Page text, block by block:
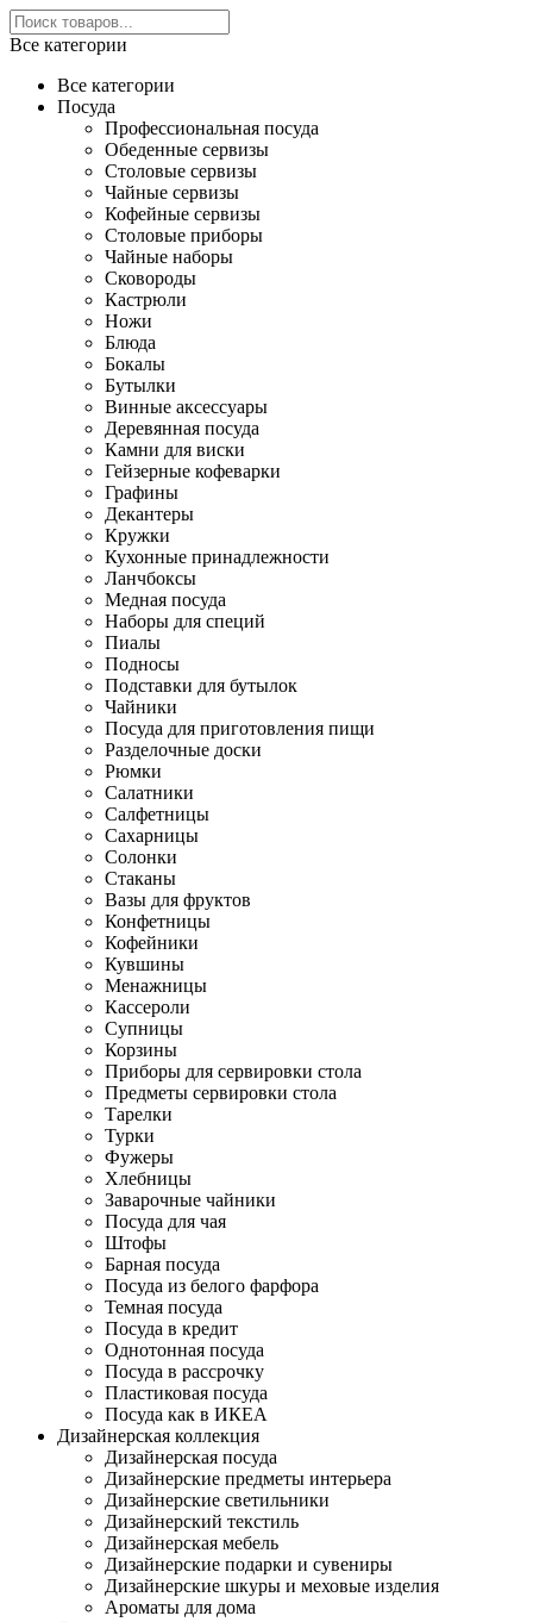
Все категории
Все категории
Посуда
Профессиональная посуда
Обеденные сервизы
Столовые сервизы
Чайные сервизы
Кофейные сервизы
Столовые приборы
Чайные наборы
Сковороды
Кастрюли
Ножи
Блюда
Бокалы
Бутылки
Винные аксессуары
Деревянная посуда
Камни для виски
Гейзерные кофеварки
Графины
Декантеры
Кружки
Кухонные принадлежности
Ланчбоксы
Медная посуда
Наборы для специй
Пиалы
Подносы
Подставки для бутылок
Чайники
Посуда для приготовления пищи
Разделочные доски
Рюмки
Салатники
Салфетницы
Сахарницы
Солонки
Стаканы
Вазы для фруктов
Конфетницы
Кофейники
Кувшины
Менажницы
Кассероли
Супницы
Корзины
Приборы для сервировки стола
Предметы сервировки стола
Тарелки
Турки
Фужеры
Хлебницы
Заварочные чайники
Посуда для чая
Штофы
Барная посуда
Посуда из белого фарфора
Темная посуда
Посуда в кредит
Однотонная посуда
Посуда в рассрочку
Пластиковая посуда
Посуда как в ИКЕА
Дизайнерская коллекция
Дизайнерская посуда
Дизайнерские предметы интерьера
Дизайнерские светильники
Дизайнерский текстиль
Дизайнерская мебель
Дизайнерские подарки и сувениры
Дизайнерские шкуры и меховые изделия
Ароматы для дома